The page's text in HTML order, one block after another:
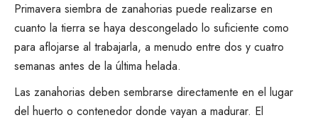
Primavera siembra de zanahorias puede realizarse en
cuanto la tierra se haya descongelado lo suficiente como
para aflojarse al trabajarla, a menudo entre dos y cuatro
semanas antes de la última helada.
Las zanahorias deben sembrarse directamente en el lugar
del huerto o contenedor donde vayan a madurar. El